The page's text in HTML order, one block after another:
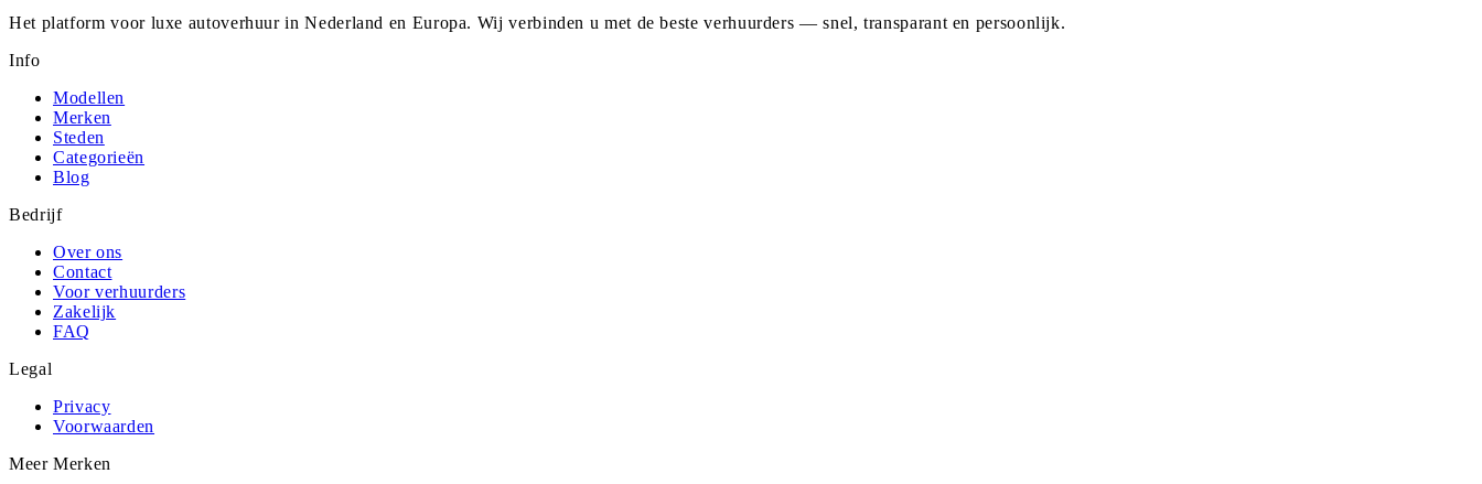
Het platform voor luxe autoverhuur in Nederland en Europa. Wij verbinden u met de beste verhuurders — snel, transparant en persoonlijk.
Info
Modellen
Merken
Steden
Categorieën
Blog
Bedrijf
Over ons
Contact
Voor verhuurders
Zakelijk
FAQ
Legal
Privacy
Voorwaarden
Meer Merken